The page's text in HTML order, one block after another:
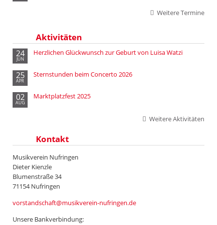
Weitere Termine
Aktivitäten
24
JUN
Herzlichen Glückwunsch zur Geburt von Luisa Watzi
25
APR
Sternstunden beim Concerto 2026
02
AUG
Marktplatzfest 2025
Weitere Aktivitäten
Kontakt
Musikverein Nufringen
Dieter Kienzle
Blumenstraße 34
71154 Nufringen
vorstandschaft@musikverein-nufringen.de
Unsere Bankverbindung: